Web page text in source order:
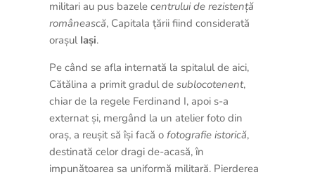
militari au pus bazele centrului de rezistență
românească, Capitala țării fiind considerată
orașul Iași.
Pe când se afla internată la spitalul de aici,
Cătălina a primit gradul de sublocotenent,
chiar de la regele Ferdinand I, apoi s-a
externat și, mergând la un atelier foto din
oraș, a reușit să își facă o fotografie istorică,
destinată celor dragi de-acasă, în
impunătoarea sa uniformă militară. Pierderea